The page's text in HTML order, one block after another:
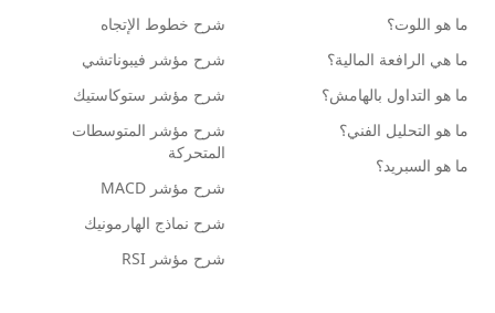
ما هو اللوت؟
ما هي الرافعة المالية؟
ما هو التداول بالهامش؟
ما هو التحليل الفني؟
ما هو السبريد؟
شرح خطوط الإتجاه
شرح مؤشر فيبوناتشي
شرح مؤشر ستوكاستيك
شرح مؤشر المتوسطات
المتحركة
شرح مؤشر MACD
شرح نماذج الهارمونيك
شرح مؤشر RSI